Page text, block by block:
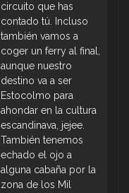
circuito que has
contado tú. Incluso
también vamos a
coger un ferry al final,
aunque nuestro
destino va a ser
Estocolmo para
ahondar en la cultura
escandinava, jejee.
También tenemos
echado el ojo a
alguna cabaña por la
zona de los Mil